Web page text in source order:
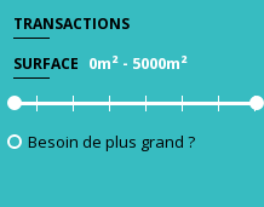
TRANSACTIONS
SURFACE 0m² - 5000m²
Besoin de plus grand ?